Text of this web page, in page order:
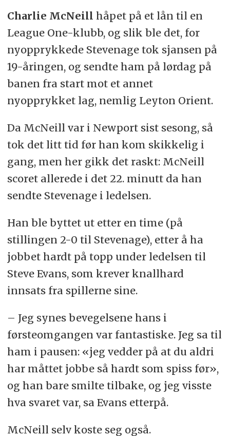
Charlie McNeill håpet på et lån til en
League One-klubb, og slik ble det, for
nyopprykkede Stevenage tok sjansen på
19-åringen, og sendte ham på lørdag på
banen fra start mot et annet
nyopprykket lag, nemlig Leyton Orient.
Da McNeill var i Newport sist sesong, så
tok det litt tid før han kom skikkelig i
gang, men her gikk det raskt: McNeill
scoret allerede i det 22. minutt da han
sendte Stevenage i ledelsen.
Han ble byttet ut etter en time (på
stillingen 2-0 til Stevenage), etter å ha
jobbet hardt på topp under ledelsen til
Steve Evans, som krever knallhard
innsats fra spillerne sine.
– Jeg synes bevegelsene hans i
førsteomgangen var fantastiske. Jeg sa til
ham i pausen: «jeg vedder på at du aldri
har måttet jobbe så hardt som spiss før»,
og han bare smilte tilbake, og jeg visste
hva svaret var, sa Evans etterpå.
McNeill selv koste seg også.